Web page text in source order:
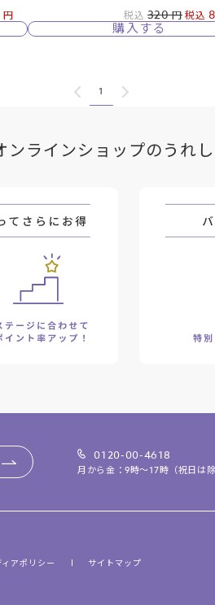
税込 320 税込
購入する
1
ンラインショップのうれ
0120-00-4618
月から金：9時～17時（祝日は除
アポリシー サイトマップ